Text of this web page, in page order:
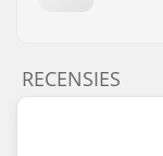
RECENSIES